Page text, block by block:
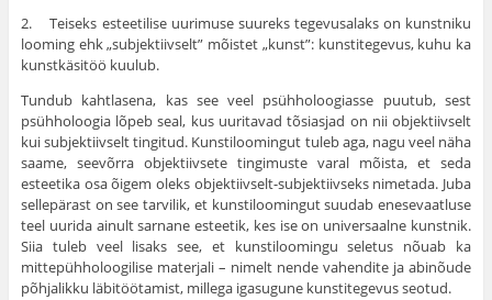
2. Teiseks esteetilise uurimuse suureks tegevusalaks on kunstniku
looming ehk „subjektiivselt” mõistet „kunst”: kunstitegevus, kuhu ka
kunstkäsitöö kuulub.
Tundub kahtlasena, kas see veel psühholoogiasse puutub, sest
psühholoogia lõpeb seal, kus uuritavad tõsiasjad on nii objektiivselt
kui subjektiivselt tingitud. Kunstiloomingut tuleb aga, nagu veel näha
saame, seevõrra objektiivsete tingimuste varal mõista, et seda
esteetika osa õigem oleks objektiivselt-subjektiivseks nimetada. Juba
sellepärast on see tarvilik, et kunstiloomingut suudab enesevaatluse
teel uurida ainult sarnane esteetik, kes ise on universaalne kunstnik.
Siia tuleb veel lisaks see, et kunstiloomingu seletus nõuab ka
mittepühholoogilise materjali – nimelt nende vahendite ja abinõude
põhjalikku läbitöötamist, millega igasugune kunsti­tegevus seotud.